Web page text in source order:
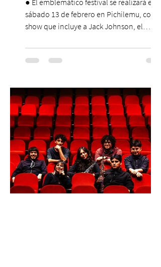
● El emblemático festival se realizará el
sábado 13 de febrero en Pichilemu, con un
show que incluye a Jack Johnson, el
El lunes 10 de agosto comienza la
Preventa Exclusiva Santander con 30%
stock). Posterior a esta preventa exclusiva
se da inicio a la segunda etapa con una
preventa con 20% descuento para los
clientes del mismo banco y 20% para las
personas que se pre inscribieron y el miérc